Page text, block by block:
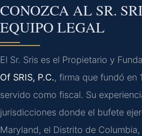
CONOZCA AL SR.
EQUIPO LEGAL
El Sr. Sris es el Propietario y
Of SRIS, P.C., firma que fundó en
servido como fiscal. Su
jurisdicciones donde el bufete
Maryland, el Distrito de